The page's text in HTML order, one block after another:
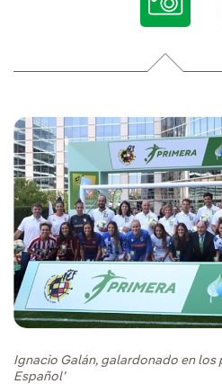
Ignacio Galán, galardonado en los
Español’